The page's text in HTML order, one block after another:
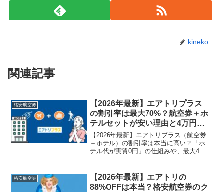
kineko
関連記事
格安航空券
【2026年最新】エアトリプラス
の割引率は最大70%？航空券＋ホ
テルセットが安い理由と4万円
OFFクーポンの裏ワザを解説
【2026年最新】エアトリプラス（航空券
＋ホテル）の割引率は本当に高い？「ホ
テル代が実質0円」の仕組みや、最大4万
や、LCCセット時の注意点など、損をし
ない予約術を伝授します。
格安航空券
【2026年最新】エアトリの
88%OFFは本当？格安航空券のク